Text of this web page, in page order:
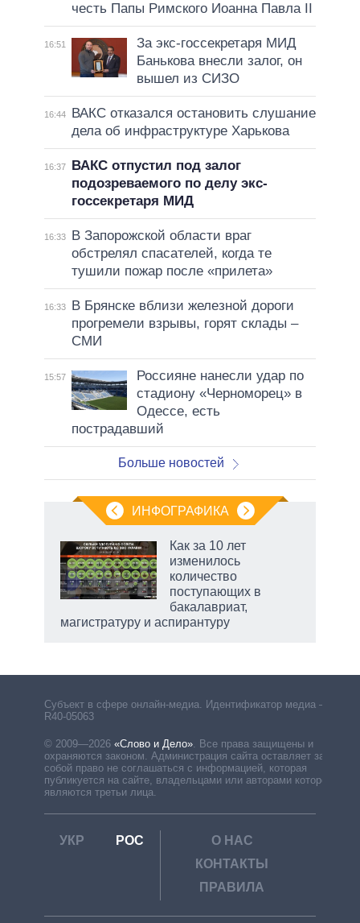
честь Папы Римского Иоанна Павла II
16:51
За экс-госсекретаря МИД
Банькова внесли залог, он
вышел из СИЗО
16:44
ВАКС отказался остановить слушание
дела об инфраструктуре Харькова
16:37
ВАКС отпустил под залог
подозреваемого по делу экс-
госсекретаря МИД
16:33
В Запорожской области враг
обстрелял спасателей, когда те
тушили пожар после «прилета»
16:33
В Брянске вблизи железной дороги
прогремели взрывы, горят склады –
СМИ
15:57
Россияне нанесли удар по
стадиону «Черноморец» в
Одессе, есть
пострадавший
Больше новостей
ИНФОГРАФИКА
Как за 10 лет
изменилось
количество
поступающих в
бакалавриат,
магистратуру и аспирантуру
Субъект в сфере онлайн-медиа. Идентификатор медиа –
R40-05063
© 2009—2026 «Слово и Дело». Все права защищены и
охраняются законом. Администрация сайта оставляет за
собой право не соглашаться с информацией, которая
публикуется на сайте, владельцами или авторами которой
являются третьи лица.
УКР РОС
О НАС
КОНТАКТЫ
ПРАВИЛА